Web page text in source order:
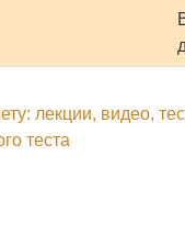
лекции, видео,
теста